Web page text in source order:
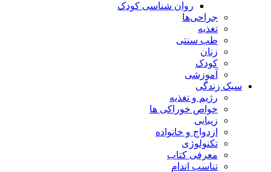
روان شناسی کودک
جراحی‌ها
تغذیه
طب سنتی
زنان
کودک
آموزشی
سبک زندگی
رژیم و تغذیه
خواص خوراکی ها
زیبایی
ازدواج و خانواده
تکنولوژی
معرفی کتاب
تناسب اندام